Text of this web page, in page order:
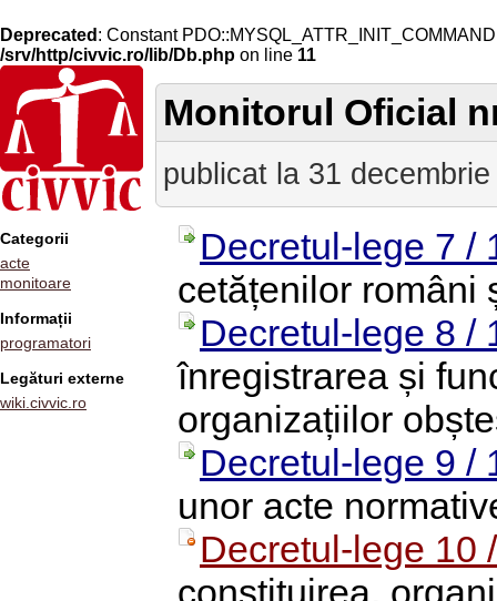
Deprecated : Constant
/srv/http/civvic.ro/lib/Db.php on line 11
Categorii
acte
monitoare
Informații
programatori
Legături externe
wiki.civvic.ro
Monitorul Oficial
publicat la 31
Decretul-lege 7 /
cetățenilor români
Decretul-lege 8 /
înregistrarea și
organizațiilor
Decretul-lege 9 /
unor acte
Decretul-lege 10
constituirea,